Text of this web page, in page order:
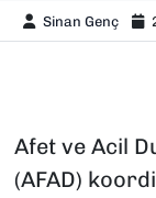
Sinan Genç
Afet ve Acil
(AFAD)